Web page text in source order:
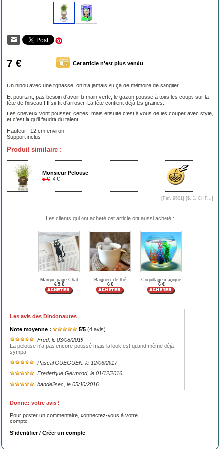
7 € Cet article n'est plus vendu
Un hibou avec une tignasse, on n'a jamais vu ça de mémoire de sanglier...
Et pourtant, pas besoin d'avoir la main verte, le gazon pousse à tous les coups sur la
tête de l'oiseau ! Il suffit d'arroser. La tête contient déjà les graines.
Les cheveux vont pousser, certes, mais ensuite c'est à vous de les couper avec style,
et c'est là qu'il faudra du talent.
Hauteur : 12 cm environ
Support inclus
Produit similaire :
Monsieur Pelouse
5 € 4 €
[Réf. 9501] [$, £, CHF... ]
Les clients qui ont acheté cet article ont aussi acheté :
Marque-page Chat
6.5 €
Baigneur de thé
6 €
Coquillage magique
6 €
Les avis des Dindonautes
Note moyenne : 5/5 (4 avis)
Fred, le 03/08/2019
La pelouse n'a pas encore poussé mais la look est quand même déjà
sympa
Pascal GUEGUEN , le 12/06/2017
Frederique Germond, le 01/12/2016
bande2sec , le 05/10/2016
Donnez votre avis !
Pour poster un commentaire, connectez-vous à votre
compte.
S'identifier / Créer un compte